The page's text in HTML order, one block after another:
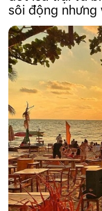
sôi động nhưng